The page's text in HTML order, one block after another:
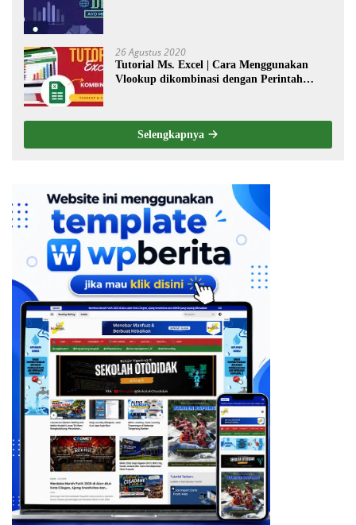
26 Agustus 2020
Tutorial Ms. Excel | Cara Menggunakan
Vlookup dikombinasi dengan Perintah
Selengkapnya